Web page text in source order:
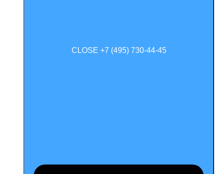
CLOSE +7 (495) 730-44-45